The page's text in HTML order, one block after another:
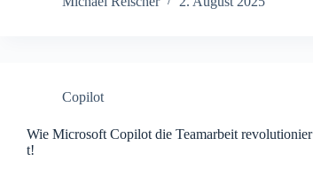
Copilot
Wie Microsoft Copilot die Teamarbeit revolutionier
t!